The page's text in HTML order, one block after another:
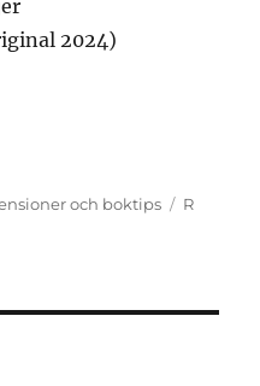
2024)
och boktips Etiketter
R